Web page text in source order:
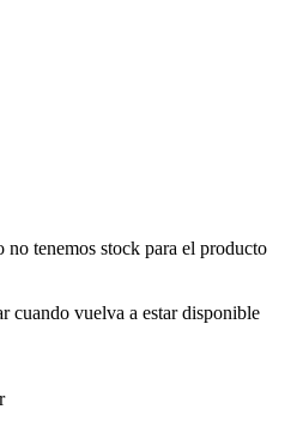
no tenemos stock para el producto
cuando vuelva a estar disponible